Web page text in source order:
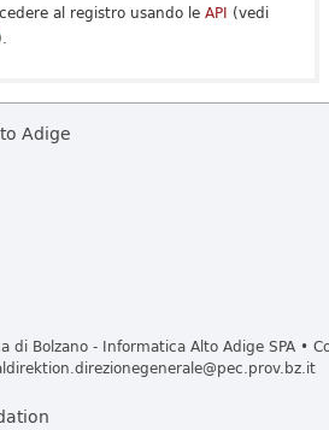
al registro usando le API (vedi
Adige
Bolzano - Informatica Alto Adige SPA •